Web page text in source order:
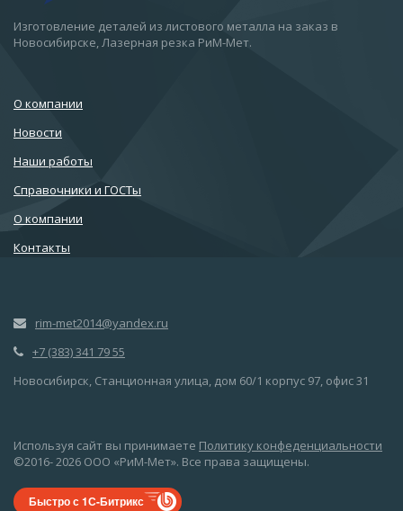
Изготовление деталей из листового металла на заказ в
Новосибирске, Лазерная резка РиМ-Мет.
О компании
Новости
Наши работы
Справочники и ГОСТы
О компании
Контакты
rim-met2014@yandex.ru
+7 (383) 341 79 55
Новосибирск, Станционная улица, дом 60/1 корпус 97, офис 31
Используя сайт вы принимаете Политику конфеденциальности
©2016- 2026 ООО «РиМ-Мет». Все права защищены.
Быстро с 1С-Битрикс